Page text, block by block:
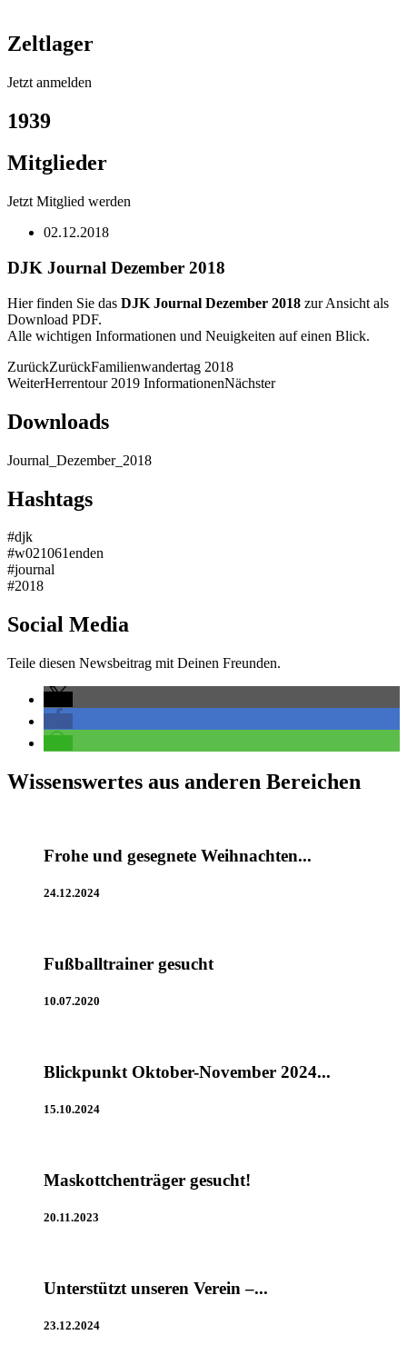
Zeltlager
Jetzt anmelden
1939
Mitglieder
Jetzt Mitglied werden
02.12.2018
DJK Journal Dezember 2018
Hier finden Sie das DJK Journal Dezember 2018 zur Ansicht als
Download PDF.
Alle wichtigen Informationen und Neuigkeiten auf einen Blick.
ZurückZurückFamilienwandertag 2018
WeiterHerrentour 2019 InformationenNächster
Downloads
Journal_Dezember_2018
Hashtags
#djk
#w021061enden
#journal
#2018
Social Media
Teile diesen Newsbeitrag mit Deinen Freunden.
Wissenswertes aus anderen Bereichen
Frohe und gesegnete Weihnachten...
24.12.2024
Fußballtrainer gesucht
10.07.2020
Blickpunkt Oktober-November 2024...
15.10.2024
Maskottchenträger gesucht!
20.11.2023
Unterstützt unseren Verein –...
23.12.2024